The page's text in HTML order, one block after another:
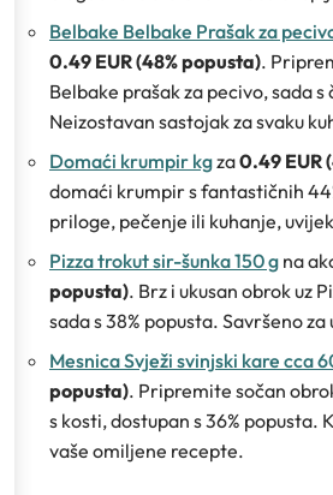
Belbake Belbake Prašak za
0.49 EUR (48% popusta).
Belbake prašak za pecivo, sada s
Neizostavan sastojak za svaku
Domaći krumpir kgza0.49 EUR
domaći krumpir s fantastičnih
priloge, pečenje ili kuhanje,
Pizza trokut sir-šunka 150 g na
popusta). Brz i ukusan obrok uz
sada s 38% popusta. Savršeno
Mesnica Svježi svinjski kare cca
popusta). Pripremite sočan
s kosti, dostupan s 36% popusta.
vaše omiljene recepte.